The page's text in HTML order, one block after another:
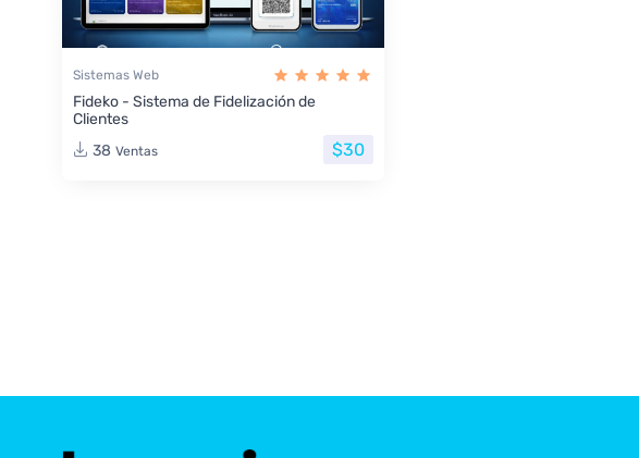
Sistemas Web
Fideko - Sistema de Fidelización de
Clientes
38 Ventas $30